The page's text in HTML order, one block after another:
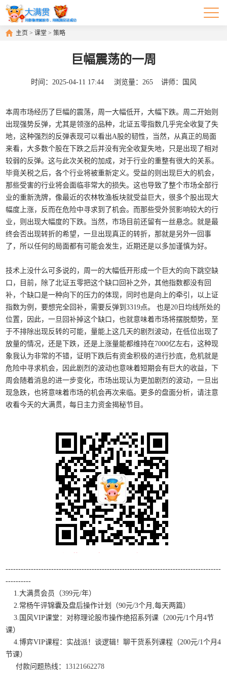
主页 >课堂 >策略
巨幅震荡的一周
时间： 2025-04-11 17:44浏览量： 265讲师： 国风
本周市场经历了巨幅的震荡，周一大幅低开，大幅下跌。周二开始则
出现强势反弹，尤其是领涨的品种，北证五零指数几乎完全收复了失
地，这种强烈的反弹表现可以看出A股的韧性，当然，从真正的局面
来看，大多数个股在下跌之后并没有完全收复失地，只是出现了相对
较弱的反弹。这与此次关税的加成，对于行业的重整有很大的关系。
毕竟关税之后，各个行业将被重新定义。受益的则出现巨大的机会，
那些受害的行业将会面临非常大的损失。这也导致了整个市场全部行
业的重新洗牌，像最近的农林牧渔板块就受益巨大，很多个股出现大
幅度上涨，反而在危险中寻求到了机会。而那些受外贸影响较大的行
业，则出现大幅度的下跌。当然，市场目前还留有一丝悬念。就是最
终会否出现转折的希望，一旦出现真正的转折，那就是另外一回事
了，所以任何的局面都有可能会发生，近期还是以多加谨慎为好。
技术上没什么可多说的，周一的大幅低开形成一个巨大的向下跳空缺
口，目前，除了北证五零把这个缺口回补之外，其他指数都没有回
补，个缺口是一种向下的压力的体现，同时也是向上的牵引，以上证
指数为例，要想完全回补，需要反弹到3319点。 也是20日均线所处的
位置，因此，一旦回补掉这个缺口，也就意味着市场将摆脱颓势，至
于不排除出现反转的可能，量能上这几天的剧烈波动，在低位出现了
放量的情况，还是下跌，还是上涨量能都维持在7000亿左右，这种现
象我认为非常的不错，证明下跌后有资金积极的进行抄底，危机就是
危险中寻求机会，因此剧烈的波动也意味着短期会有巨大的收益，下
周会随着消息的进一步变化，市场出现认为更加剧烈的波动，一旦出
现急跌，也将意味着市场的机会再次来临。更多的盘面分析，请注意
收看今天的大满贯，每日主力资金揭秘节目。
-------------------------------------------------------------------------------------
----------
1.大满贯会员（399元/年）
2.常杨午评锦囊及盘后操作计划（90元/3个月,每天两篇）
3.国风VIP课堂：对称理论股市操作绝招系列课（200元/1个月4节
课）
4.博弈VIP课程：实战派！谈逻辑！聊干货系列课程（200元/1个月4
节课）
付款问题热线： 13121662278